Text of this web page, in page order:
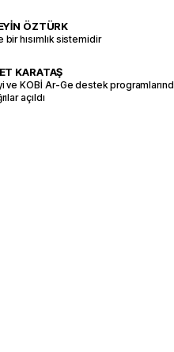
ÖZTÜRK
bir hısımlık sistemidir
KARATAŞ
KOBİ Ar-Ge destek programlarında
açıldı